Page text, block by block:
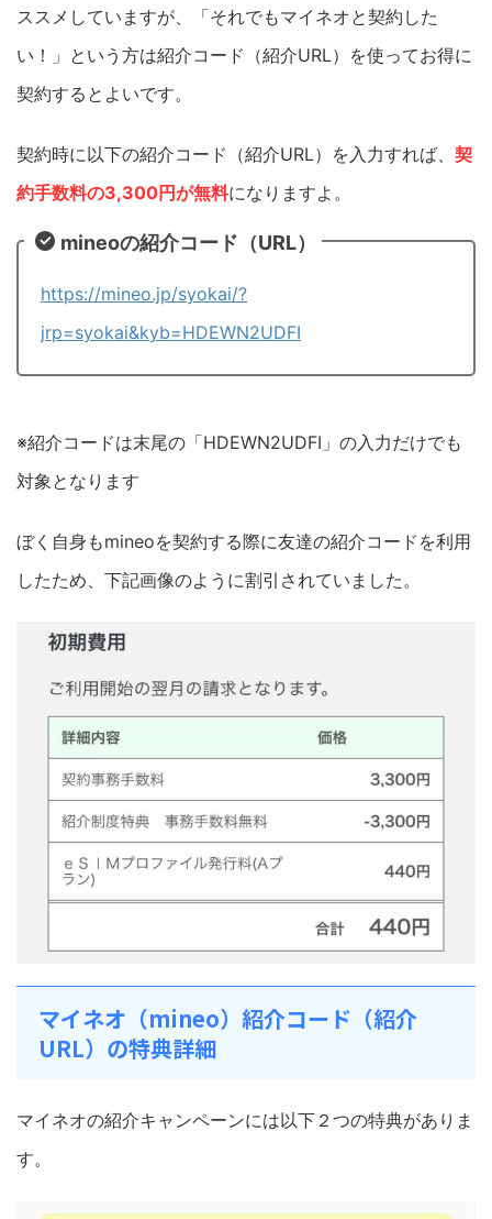
ススメしていますが、「それでもマイネオと契約した
い！」という方は紹介コード（紹介URL）を使ってお得に
契約するとよいです。
契約時に以下の紹介コード（紹介URL）を入力すれば、 契
約手数料の3,300円が無料になりますよ。
mineoの紹介コード（URL）
https://mineo.jp/syokai/?
jrp=syokai&kyb=HDEWN2UDFI
※紹介コードは末尾の「HDEWN2UDFI」の入力だけでも
対象となります
ぼく自身もmineoを契約する際に友達の紹介コードを利用
したため、下記画像のように割引されていました。
マイネオ（mineo）紹介コード（紹介
URL）の特典詳細
マイネオの紹介キャンペーンには以下２つの特典がありま
す。